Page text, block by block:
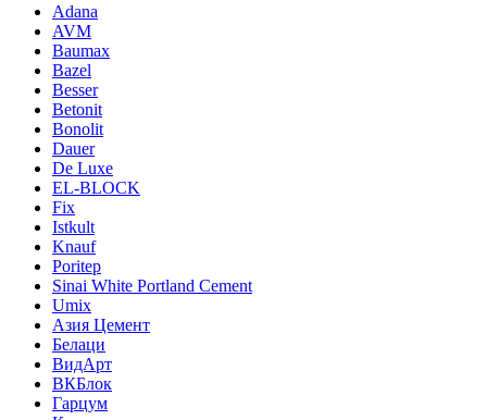
Adana
AVM
Baumax
Bazel
Besser
Betonit
Bonolit
Dauer
De Luxe
EL-BLOCK
Fix
Istkult
Knauf
Poritep
Sinai White Portland Cement
Umix
Азия Цемент
Белаци
ВидАрт
ВКБлок
Гарцум